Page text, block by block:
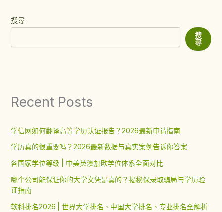
搜尋
搜
尋
Recent Posts
学信网如何翻译高等学历认证报告？2026最新申请指南
学历真的很重要吗？2026最新数据与真实案例告诉你答案
各国家学位等级 | 中美英澳加欧学位体系全面对比
哪个公司能保证你的大学文凭是真的？揭秘保录取骗局与学历验
证指南
软科排名2026 | 世界大学排名、中国大学排名、专业排名全解析